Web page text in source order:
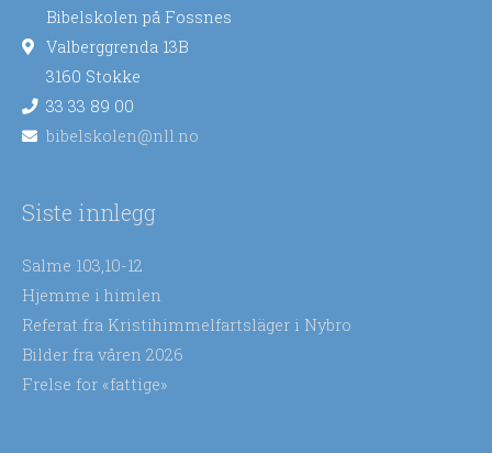
Bibelskolen på Fossnes
Valberggrenda 13B
3160 Stokke
33 33 89 00
bibelskolen@nll.no
Siste innlegg
Salme 103,10-12
Hjemme i himlen
Referat fra Kristihimmelfartsläger i Nybro
Bilder fra våren 2026
Frelse for «fattige»